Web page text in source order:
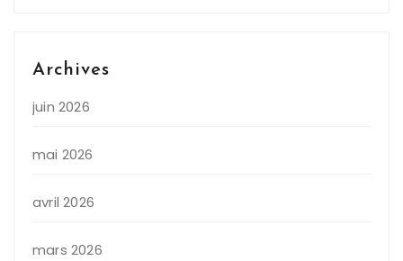
Archives
juin 2026
mai 2026
avril 2026
mars 2026